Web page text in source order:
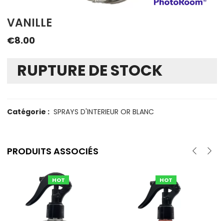
VANILLE
€8.00
RUPTURE DE STOCK
Catégorie : SPRAYS D'INTERIEUR OR BLANC
PRODUITS ASSOCIÉS
HOT HOT